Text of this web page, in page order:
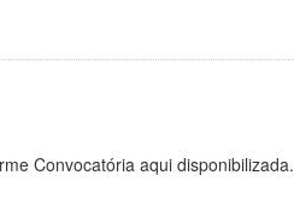
Convocatória aqui disponibilizada.